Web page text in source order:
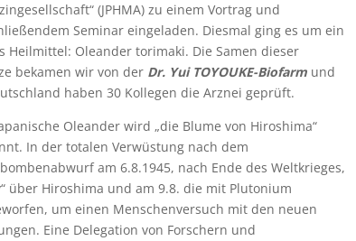
(JPHMA) zu einem Vortrag und
Seminar eingeladen. Diesmal ging es um ein
Heilmittel: Oleander torimaki. Die Samen dieser
bekamen wir von der Dr. Yui TOYOUKE-Biofarmund
haben 30 Kollegen die Arznei geprüft.
Oleander wird „die Blume von Hiroshima“
In der totalen Verwüstung nach dem
am 6.8.1945, nach Ende des Weltkrieges,
über Hiroshima und am 9.8. die mit Plutonium
um einen Menschenversuch mit den neuen
Eine Delegation von Forschern und